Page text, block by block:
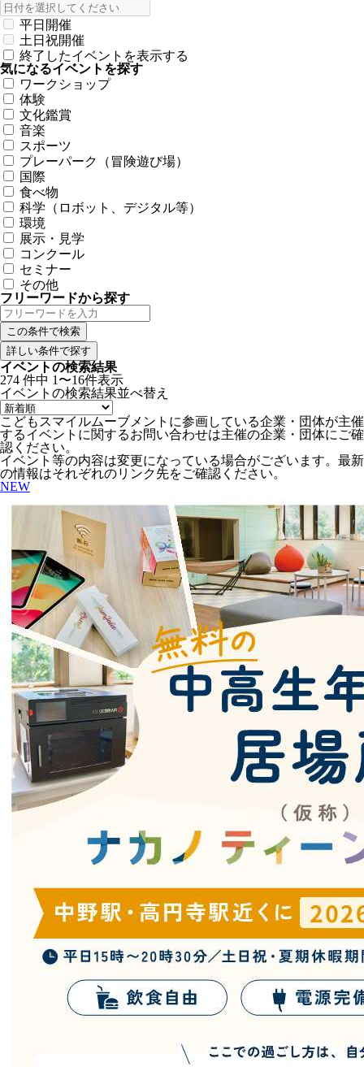
平日開催
土日祝開催
終了したイベントを表示する
気になるイベントを探す
ワークショップ
体験
文化鑑賞
音楽
スポーツ
プレーパーク（冒険遊び場）
国際
食べ物
科学（ロボット、デジタル等）
環境
展示・見学
コンクール
セミナー
その他
フリーワードから探す
詳しい条件で探す
イベントの検索結果
274 件中 1〜16件表示
イベントの検索結果並べ替え
こどもスマイルムーブメントに参画している企業・団体が主催
するイベントに関するお問い合わせは主催の企業・団体にご確
認ください。
イベント等の内容は変更になっている場合がございます。最新
の情報はそれぞれのリンク先をご確認ください。
NEW